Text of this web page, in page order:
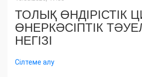
ТОЛЫҚ ӨНДІРІСТІК
ӨНЕРКӘСІПТІК
НЕГІЗІ
Сілтеме алу